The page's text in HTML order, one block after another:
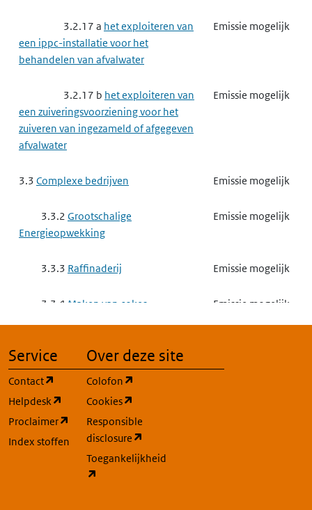
3.2.17 a het exploiteren van
een ippc-installatie voor het
behandelen van afvalwater
Emissie mogelijk
3.2.17 b het exploiteren van
een zuiveringsvoorziening voor het
zuiveren van ingezameld of afgegeven
afvalwater
Emissie mogelijk
3.3 Complexe bedrijven Emissie mogelijk
3.3.2 Grootschalige
Energieopwekking
Emissie mogelijk
3.3.3 Raffinaderij Emissie mogelijk
3.3.4 Maken van cokes Emissie mogelijk
maken van steenkool of andere
brandstoffen
3.3.6 Basismetaal
3.3.7Complexe minerale
Service
Contact
(opent in een nieuw tabblad)
Helpdesk
(opent in een nieuw tabblad)
Proclaimer
(opent in een nieuw tabblad)
Index stoffen
Over deze site
Colofon
Cookies
Responsible
disclosure
Toegankelijkheid